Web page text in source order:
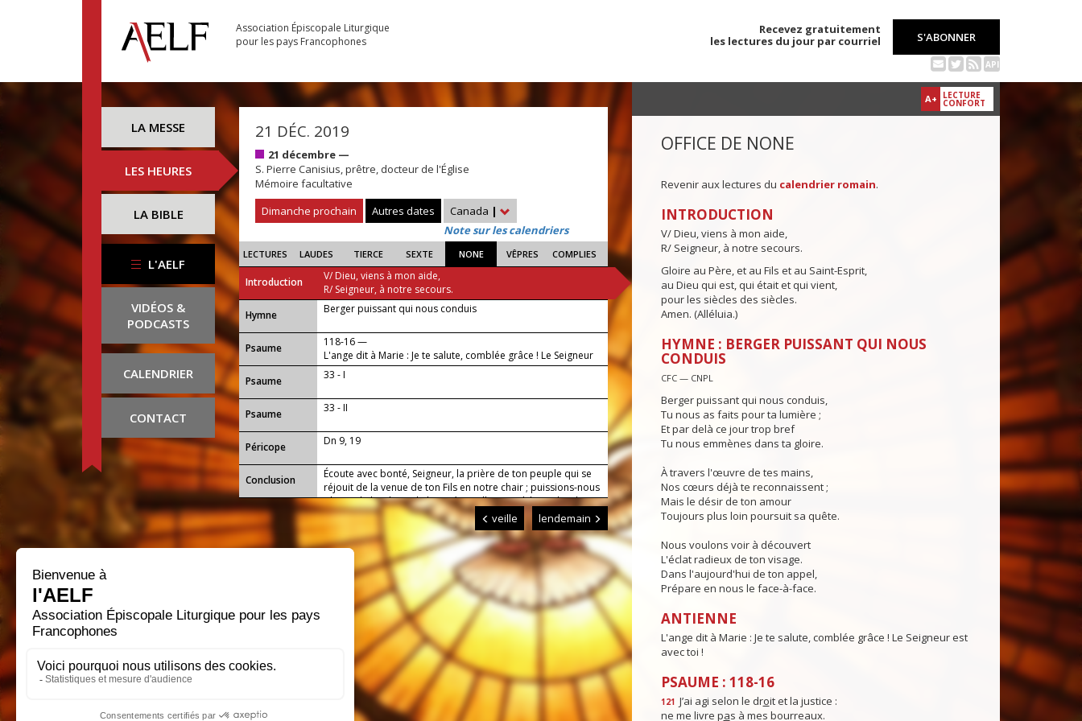
Association Épiscopale Liturgique
pour les pays Francophones
Recevez gratuitement
les lectures du jour par courriel
S'ABONNER
API
LA MESSE
LES HEURES
LA BIBLE
L'AELF
VIDÉOS &
PODCASTS
CALENDRIER
CONTACT
21 DÉC. 2019
21 décembre —
S. Pierre Canisius, prêtre, docteur de l'Église
Mémoire facultative
Dimanche prochain
Autres dates Canada |
Note sur les calendriers
LECTURES LAUDES TIERCE SEXTE NONE VÊPRES COMPLIES
Introduction
V/ Dieu, viens à mon aide,
R/ Seigneur, à notre secours.
...
Hymne Berger puissant qui nous conduis
Psaume
118-16 —
L'ange dit à Marie : Je te salute, comblée grâce ! Le Seigneur
est avec toi !
Psaume
33 - I
Psaume 33 - II
Péricope Dn 9, 19
Conclusion
Écoute avec bonté, Seigneur, la prière de ton peuple qui se
réjouit de la venue de ton Fils en notre chair ; puissions-nous
obtenir le bonheur de la vie éternelle quand il viendra dans
sa gloire. Lui qui règne.
veille lendemain
A+ LECTURE
CONFORT
OFFICE DE NONE
Revenir aux lectures du calendrier romain.
INTRODUCTION
V/ Dieu, viens à mon aide,
R/ Seigneur, à notre secours.
Gloire au Père, et au Fils et au Saint-Esprit,
au Dieu qui est, qui était et qui vient,
pour les siècles des siècles.
Amen. (Alléluia.)
HYMNE : BERGER PUISSANT QUI NOUS
CONDUIS
CFC — CNPL
Berger puissant qui nous conduis,
Tu nous as faits pour ta lumière ;
Et par delà ce jour trop bref
Tu nous emmènes dans ta gloire.
À travers l'œuvre de tes mains,
Nos cœurs déjà te reconnaissent ;
Mais le désir de ton amour
Toujours plus loin poursuit sa quête.
Nous voulons voir à découvert
L'éclat radieux de ton visage.
Dans l'aujourd'hui de ton appel,
Prépare en nous le face-à-face.
ANTIENNE
L'ange dit à Marie : Je te salute, comblée grâce ! Le Seigneur est
avec toi !
PSAUME : 118-16
121 J’ai agi selon le droit et la justice :
ne me livre pas à mes bourreaux.